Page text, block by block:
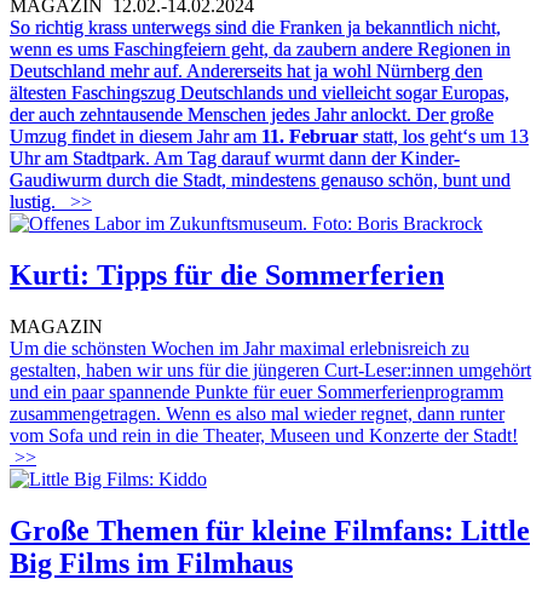
MAGAZIN 12.02.-14.02.2024
So richtig krass unterwegs sind die Franken ja bekanntlich nicht,
wenn es ums Faschingfeiern geht, da zaubern andere Regionen in
Deutschland mehr auf. Andererseits hat ja wohl Nürnberg den
ältesten Faschingszug Deutschlands und vielleicht sogar Europas,
der auch zehntausende Menschen jedes Jahr anlockt. Der große
Umzug findet in diesem Jahr am 11. Februar statt, los geht‘s um 13
Uhr am Stadtpark. Am Tag darauf wurmt dann der Kinder-
Gaudiwurm durch die Stadt, mindestens genauso schön, bunt und
lustig.
>>
Kurti: Tipps für die Sommerferien
MAGAZIN
Um die schönsten Wochen im Jahr maximal erlebnisreich zu
gestalten, haben wir uns für die jüngeren Curt-Leser:innen umgehört
und ein paar spannende Punkte für euer Sommerferienprogramm
zusammengetragen. Wenn es also mal wieder regnet, dann runter
vom Sofa und rein in die Theater, Museen und Konzerte der Stadt!
>>
Große Themen für kleine Filmfans: Little
Big Films im Filmhaus